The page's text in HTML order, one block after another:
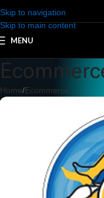
Skip to navigation
Skip to main content
MENU
Home Ecommerce